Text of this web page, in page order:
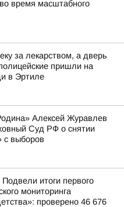
время масштабного
за лекарством, а дверь
пришли на
в Эртиле
Алексей Журавлев
Суд РФ о снятии
с выборов
итоги первого
мониторинга
проверено 46 676